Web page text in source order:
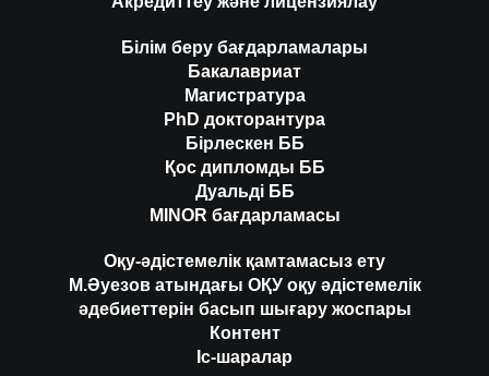
Білім беру бағдарламалары
Бакалавриат
Магистратура
PhD докторантура
Бірлескен ББ
Қос дипломды ББ
Дуальді ББ
MINOR бағдарламасы
Оқу-әдістемелік қамтамасыз ету
М.Әуезов атындағы ОҚУ оқу әдістемелік
әдебиеттерін басып шығару жоспары
Контент
Іс-шаралар